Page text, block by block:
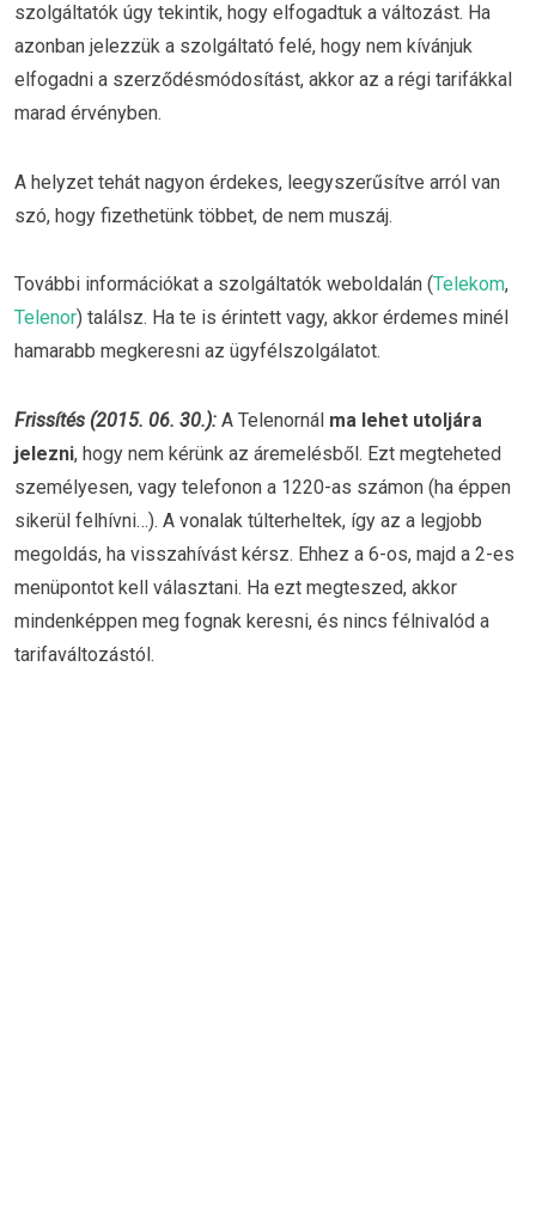
szolgáltatók úgy tekintik, hogy elfogadtuk a változást. Ha
azonban jelezzük a szolgáltató felé, hogy nem kívánjuk
elfogadni a szerződésmódosítást, akkor az a régi tarifákkal
marad érvényben.
A helyzet tehát nagyon érdekes, leegyszerűsítve arról van
szó, hogy fizethetünk többet, de nem muszáj.
További információkat a szolgáltatók weboldalán (Telekom,
Telenor) találsz. Ha te is érintett vagy, akkor érdemes minél
hamarabb megkeresni az ügyfélszolgálatot.
Frissítés (2015. 06. 30.): A Telenornál ma lehet utoljára
jelezni, hogy nem kérünk az áremelésből. Ezt megteheted
személyesen, vagy telefonon a 1220-as számon (ha éppen
sikerül felhívni…). A vonalak túlterheltek, így az a legjobb
megoldás, ha visszahívást kérsz. Ehhez a 6-os, majd a 2-es
menüpontot kell választani. Ha ezt megteszed, akkor
mindenképpen meg fognak keresni, és nincs félnivalód a
tarifaváltozástól.